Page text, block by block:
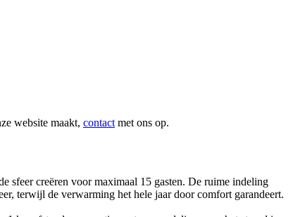
website maakt, contact met ons op.
sfeer creëren voor maximaal 15 gasten. De ruime indeling
terwijl de verwarming het hele jaar door comfort garandeert.